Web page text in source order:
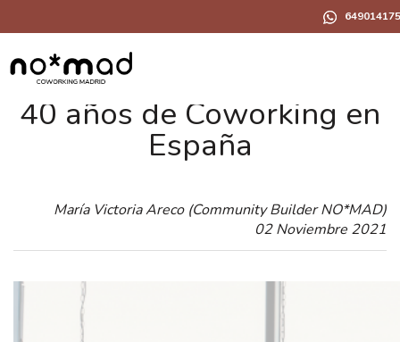
649014175
40 años de Coworking en
España
María Victoria Areco (Community Builder NO*MAD)
02 Noviembre 2021